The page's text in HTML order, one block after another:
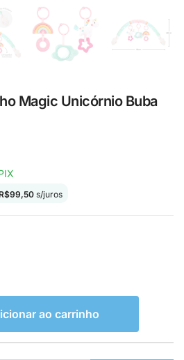
Magic Unicórnio Buba
99,50 s/juros
ao carrinho